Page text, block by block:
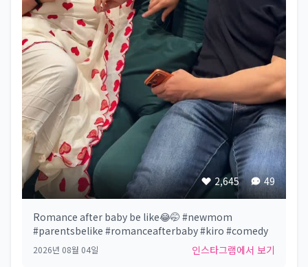
2,645 49
Romance after baby be like😂🤭 #newmom
#parentsbelike #romanceafterbaby #kiro #comedy
2026년 08월 04일 인스타그램에서 보기